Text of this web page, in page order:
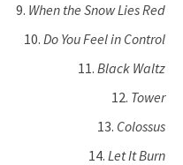
When the Snow Lies Red
Do You Feel in Control
Black Waltz
Tower
Colossus
Let It Burn